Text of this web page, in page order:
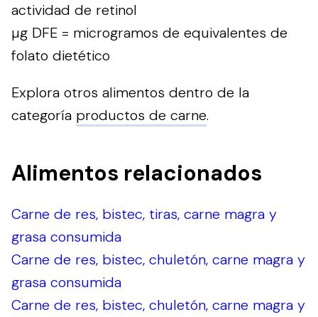
actividad de retinol
µg DFE = microgramos de equivalentes de
folato dietético
Explora otros alimentos dentro de la
categoría productos de carne.
Alimentos relacionados
Carne de res, bistec, tiras, carne magra y
grasa consumida
Carne de res, bistec, chuletón, carne magra y
grasa consumida
Carne de res, bistec, chuletón, carne magra y